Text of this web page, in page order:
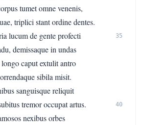
tumet omne venenis,
triplici stant ordine dentes.
lucum de gente profecti
35
demissaque in undas
caput extulit antro
sibila misit.
sanguisque reliquit
tremor occupat artus.
40
nexibus orbes